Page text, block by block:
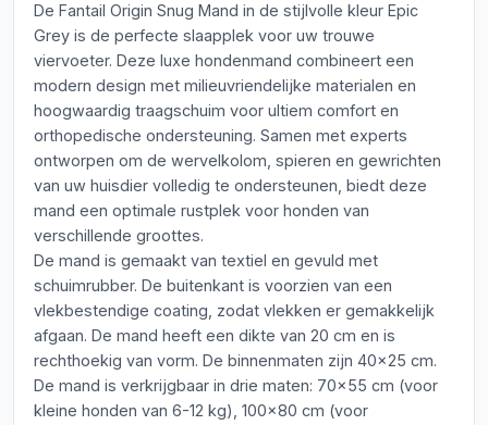
De Fantail Origin Snug Mand in de stijlvolle kleur Epic
Grey is de perfecte slaapplek voor uw trouwe
viervoeter. Deze luxe hondenmand combineert een
modern design met milieuvriendelijke materialen en
hoogwaardig traagschuim voor ultiem comfort en
orthopedische ondersteuning. Samen met experts
ontworpen om de wervelkolom, spieren en gewrichten
van uw huisdier volledig te ondersteunen, biedt deze
mand een optimale rustplek voor honden van
verschillende groottes.
De mand is gemaakt van textiel en gevuld met
schuimrubber. De buitenkant is voorzien van een
vlekbestendige coating, zodat vlekken er gemakkelijk
afgaan. De mand heeft een dikte van 20 cm en is
rechthoekig van vorm. De binnenmaten zijn 40x25 cm.
De mand is verkrijgbaar in drie maten: 70x55 cm (voor
kleine honden van 6-12 kg), 100x80 cm (voor